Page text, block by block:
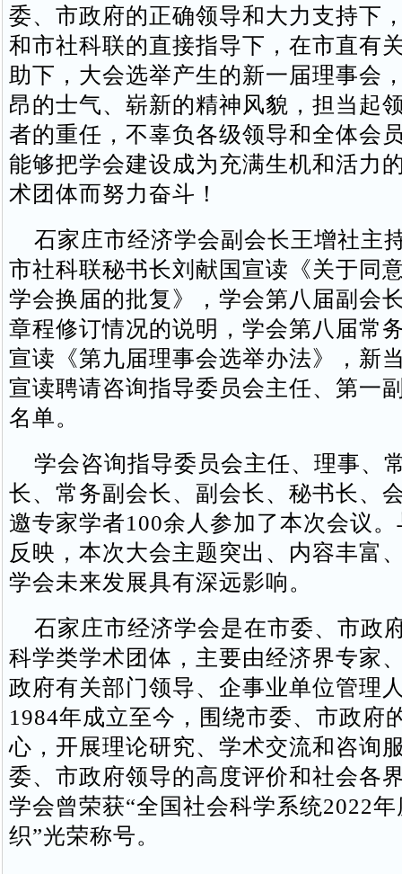
委、市政府的正确领导和大力支持下
和市社科联的直接指导下，在市直有
助下，大会选举产生的新一届理事会
昂的士气、崭新的精神风貌，担当起
者的重任，不辜负各级领导和全体会
能够把学会建设成为充满生机和活力
术团体而努力奋斗！
石家庄市经济学会副会长王增社主
市社科联秘书长刘献国宣读《关于同
学会换届的批复》，学会第八届副会
章程修订情况的说明，学会第八届常
宣读《第九届理事会选举办法》，新
宣读聘请咨询指导委员会主任、第一
名单。
学会咨询指导委员会主任、理事、
长、常务副会长、副会长、秘书长、
邀专家学者100余人参加了本次会议
反映，本次大会主题突出、内容丰富
学会未来发展具有深远影响。
石家庄市经济学会是在市委、市政
科学类学术团体，主要由经济界专家
政府有关部门领导、企事业单位管理
1984年成立至今，围绕市委、市政府
心，开展理论研究、学术交流和咨询
委、市政府领导的高度评价和社会各
学会曾荣获“全国社会科学系统2022
织”光荣称号。